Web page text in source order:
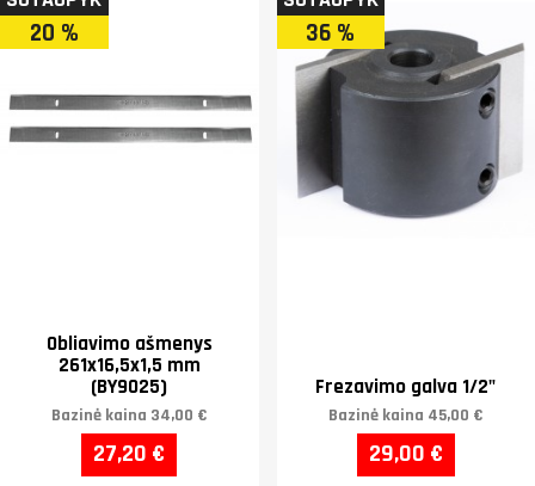
20 %
Obliavimo ašmenys
261x16,5x1,5 mm
(BY9025)
Bazinė kaina 34,00 €
27,20 €
36 %
Frezavimo galva 1/2"
Bazinė kaina 45,00 €
29,00 €